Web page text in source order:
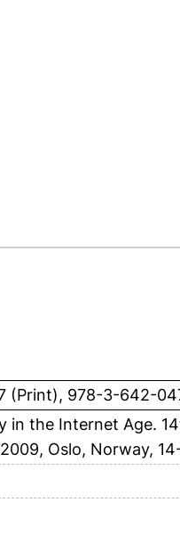
(Print), 978-3-642-
in the Internet Age.
Oslo, Norway,